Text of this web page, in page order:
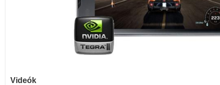
Videók